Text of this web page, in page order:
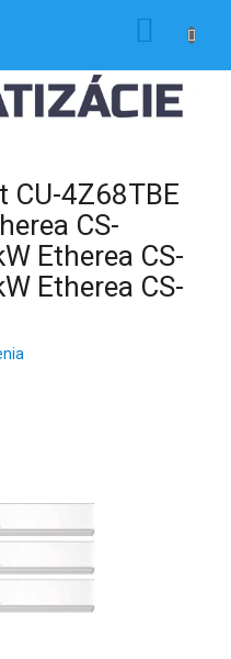
CU-4Z68TBE
CS-
Etherea CS-
Etherea CS-